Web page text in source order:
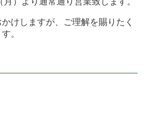
けしますが、ご理解を賜りたく
。